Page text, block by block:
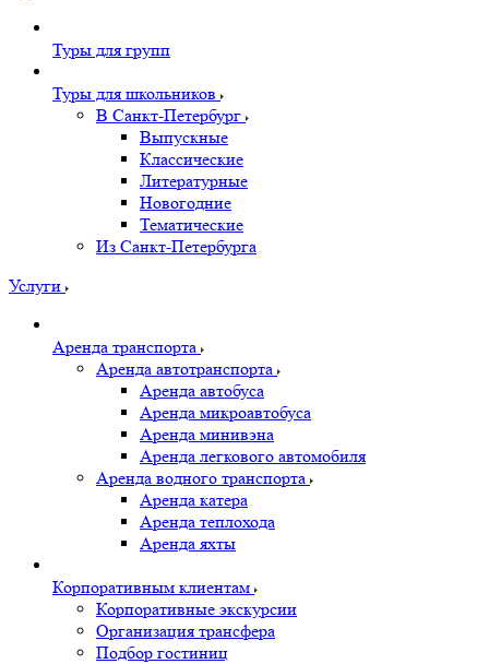
Туры для групп
Туры для школьников
В Санкт-Петербург
Выпускные
Классические
Литературные
Новогодние
Тематические
Из Санкт-Петербурга
Услуги
Аренда транспорта
Аренда автотранспорта
Аренда автобуса
Аренда микроавтобуса
Аренда минивэна
Аренда легкового автомобиля
Аренда водного транспорта
Аренда катера
Аренда теплохода
Аренда яхты
Корпоративным клиентам
Корпоративные экскурсии
Организация трансфера
Подбор гостиниц